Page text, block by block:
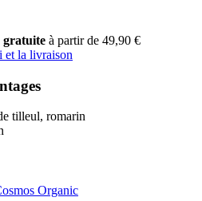
gratuite à partir de 49,90 €
et la livraison
tilleul, romarin
Organic